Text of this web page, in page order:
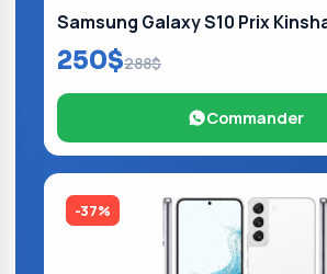
Samsung Galaxy S10 Prix
250$288$
Commander
-37%